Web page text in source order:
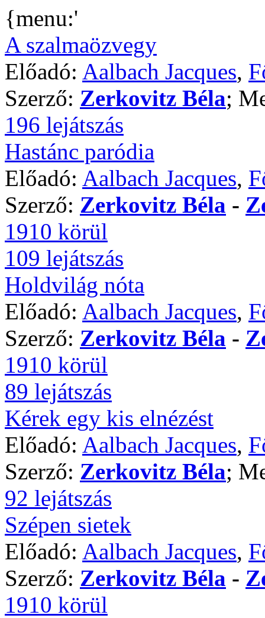
{menu:'
A szalmaözvegy
Előadó: Aalbach Jacques,
Szerző: Zerkovitz Béla;
196 lejátszás
Hastánc paródia
Előadó: Aalbach Jacques,
Szerző: Zerkovitz Béla -
1910 körül
109 lejátszás
Holdvilág nóta
Előadó: Aalbach Jacques,
Szerző: Zerkovitz Béla -
1910 körül
89 lejátszás
Kérek egy kis elnézést
Előadó: Aalbach Jacques,
Szerző: Zerkovitz Béla;
92 lejátszás
Szépen sietek
Előadó: Aalbach Jacques,
Szerző: Zerkovitz Béla -
1910 körül